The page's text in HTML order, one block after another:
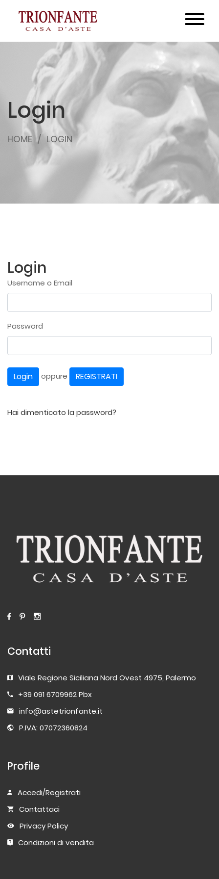
Login
HOME LOGIN
Login
Username o Email
Password
Login oppure REGISTRATI
Hai dimenticato la password?
Contatti
Viale Regione Siciliana Nord Ovest 4975, Palermo
+39 091 6709962 Pbx
info@astetrionfante.it
P.IVA: 07072360824
Profile
Accedi/Registrati
Contattaci
Privacy Policy
Condizioni di vendita